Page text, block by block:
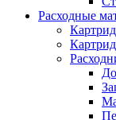
Расходные